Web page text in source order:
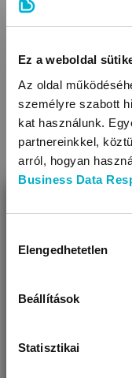
Ez a weboldal
Az oldal
személyre szabott
kat használunk.
partnereinkkel,
arról, hogyan
Business Data
kiválasztása
Elengedhetetlen
Beállítások
Statisztikai
Terhesség
számítjuk, vagyis a
Terhesség
hatására a
Úgy